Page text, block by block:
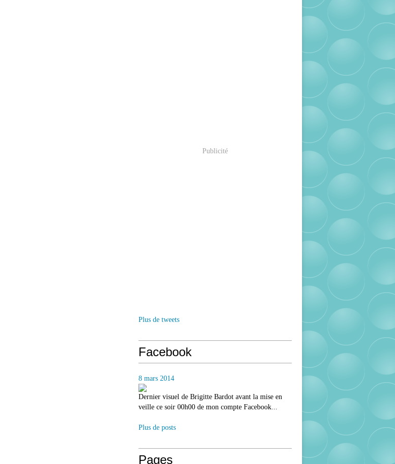
Publicité
Plus de tweets
Facebook
8 mars 2014
Dernier visuel de Brigitte Bardot avant la mise en
veille ce soir 00h00 de mon compte Facebook...
Plus de posts
Pages